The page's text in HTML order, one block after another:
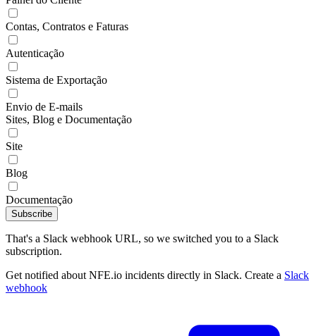
Contas, Contratos e Faturas
Autenticação
Sistema de Exportação
Envio de E-mails
Sites, Blog e Documentação
Site
Blog
Documentação
Subscribe
That's a Slack webhook URL, so we switched you to a Slack
subscription.
Get notified about NFE.io incidents directly in Slack. Create a Slack
webhook